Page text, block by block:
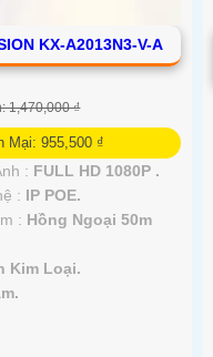
KX-A2013N3-V-A
1,470,000 ₫
Mại: 955,500 ₫
: FULL HD 1080P .
: IP POE.
: Hồng Ngoại 50m
Kim Loại.